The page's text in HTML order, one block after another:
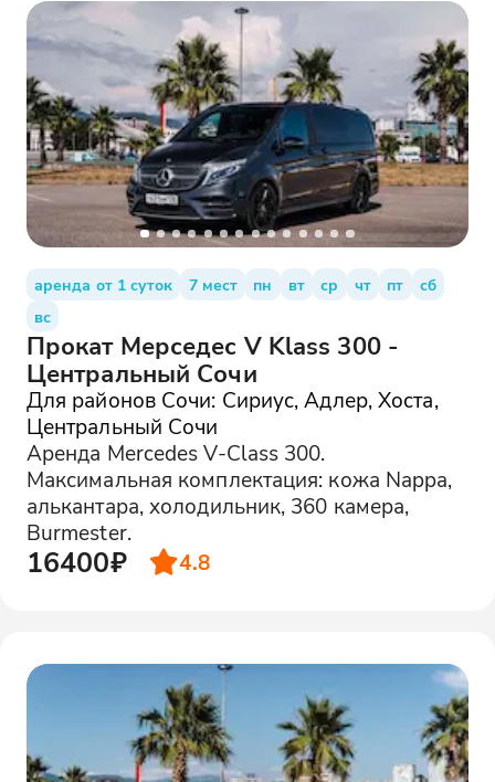
аренда от 1 суток 7 мест пн вт ср чт пт
сб
вс
Прокат Мерседес V Klass 300 -
Центральный Сочи
Для районов Сочи: Сириус, Адлер, Хоста,
Центральный Сочи
Аренда Mercedes V-Class 300.
Максимальная комплектация: кожа Nappa,
алькантара, холодильник, 360 камера,
Burmester.
16400₽ 4.8